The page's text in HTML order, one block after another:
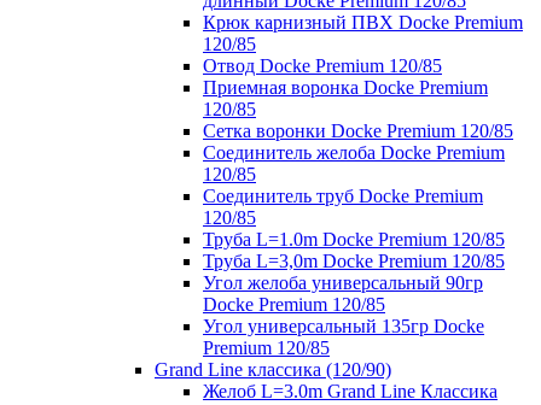
Крюк карнизный ПВХ Docke Premium
120/85
Отвод Docke Premium 120/85
Приемная воронка Docke Premium
120/85
Сетка воронки Docke Premium 120/85
Соединитель желоба Docke Premium
120/85
Соединитель труб Docke Premium
120/85
Труба L=1.0m Docke Premium 120/85
Труба L=3,0m Docke Premium 120/85
Угол желоба универсальный 90гр
Docke Premium 120/85
Угол универсальный 135гр Docke
Premium 120/85
Grand Line классика (120/90)
Желоб L=3.0m Grand Line Классика